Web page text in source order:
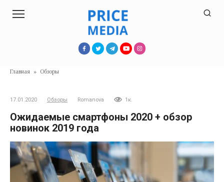
Главная » Обзоры
17.01.2020 Обзоры Romanova 1к.
Ожидаемые смартфоны 2020 + обзор
новинок 2019 года